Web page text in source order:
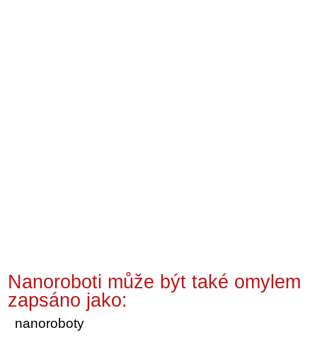
Nanoroboti může být také omylem
zapsáno jako:
nanoroboty